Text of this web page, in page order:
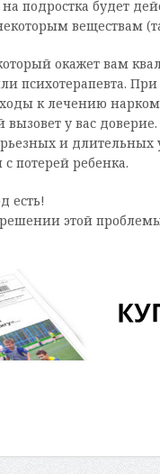
на подростка будет
веществам
окажет вам
психотерапевта.
к лечению
у вас
и
потерей ребенка.
есть!
этой